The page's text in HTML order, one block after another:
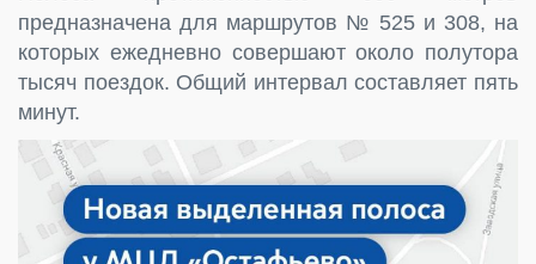
предназначена для маршрутов № 525 и 308, на
которых ежедневно совершают около полутора
тысяч поездок. Общий интервал составляет пять
минут.